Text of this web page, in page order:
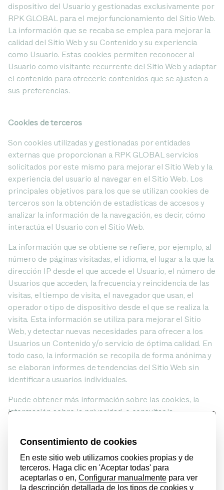
dispositivo del Usuario y gestionadas exclusivamente por
RPK GLOBAL para el mejor funcionamiento del Sitio Web.
La información que se recaba se emplea para mejorar la
calidad del Sitio Web y su Contenido y su experiencia
como Usuario. Estas cookies permiten reconocer al
Usuario como visitante recurrente del Sitio Web y adaptar
el contenido para ofrecerle contenidos que se ajusten a
sus preferencias.
Cookies de terceros
Son cookies utilizadas y gestionadas por entidades
externas que proporcionan a RPK GLOBAL servicios
solicitados por este mismo para mejorar el Sitio Web y la
experiencia del usuario al navegar en el Sitio Web. Los
principales objetivos para los que se utilizan cookies de
terceros son la obtención de estadísticas de accesos y
analizar la información de la navegación, es decir, cómo
interactúa el Usuario con el Sitio Web.
La información que se obtiene se refiere, por ejemplo, al
número de páginas visitadas, el idioma, el lugar a la que la
dirección IP desde el que accede el Usuario, el número de
Usuarios que acceden, la frecuencia y reincidencia de las
visitas, el tiempo de visita, el navegador que usan, el
operador o tipo de dispositivo desde el que se realiza la
visita. Esta información se utiliza para mejorar el Sitio
Web, y detectar nuevas necesidades para ofrecer a los
Usuarios un Contenido y/o servicio de óptima calidad. En
todo caso, la información se recopila de forma anónima y
se elaboran informes de tendencias del Sitio Web sin
identificar a usuarios individuales.
Puede obtener más información sobre las cookies, la
información sobre la privacidad, o consultar la
https://analytics.google.com/
La(s) entidad(es) encargada(s) del suministro de cookies